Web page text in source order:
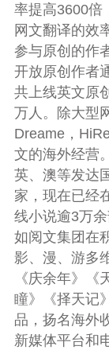
率提高3600倍
网文翻译的效
参与原创的作
开放原创作者
共上线英文原
万人。除大型
Dreame，
文的海外经营
英、澳等发达
家，现在已经
线小说逾3万
如阅文集团在
影、漫、游多
《庆余年》
瞳》《择天记
品，扬名海外
新媒体平台和